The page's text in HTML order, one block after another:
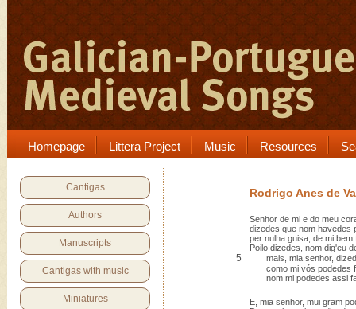
Homepage Littera Project Music Resources
Cantigas
Authors
Manuscripts
Cantigas with music
Miniatures
Rodrigo Anes de
Senhor de mi e do meu
dizedes que nom havedes
per nulha guisa, de mi bem
Poilo dizedes, nom dig'eu
5
mais, mia senhor,
como mi vós podedes
nom mi podedes assi
E, mia senhor, mui gram